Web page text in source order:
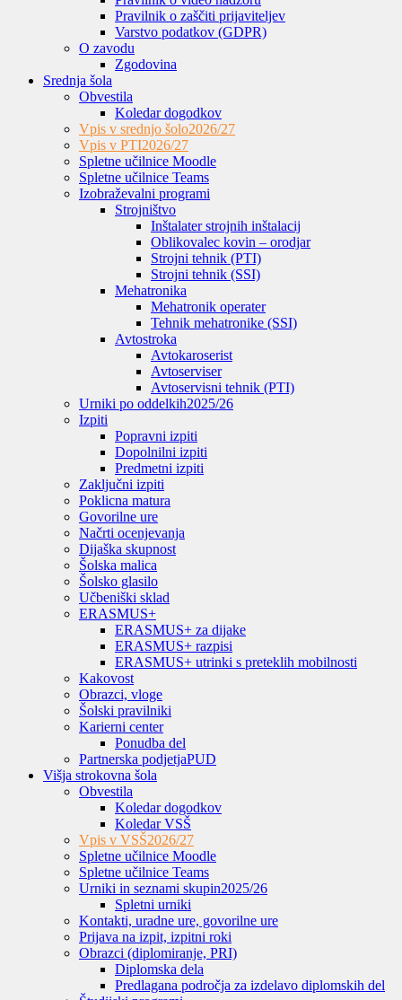
Pravilnik o zaščiti prijaviteljev
Varstvo podatkov (GDPR)
O zavodu
Zgodovina
Srednja šola
Obvestila
Koledar dogodkov
Vpis v srednjo šolo2026/27
Vpis v PTI2026/27
Spletne učilnice Moodle
Spletne učilnice Teams
Izobraževalni programi
Strojništvo
Inštalater strojnih inštalacij
Oblikovalec kovin – orodjar
Strojni tehnik (PTI)
Strojni tehnik (SSI)
Mehatronika
Mehatronik operater
Tehnik mehatronike (SSI)
Avtostroka
Avtokaroserist
Avtoserviser
Avtoservisni tehnik (PTI)
Urniki po oddelkih2025/26
Izpiti
Popravni izpiti
Dopolnilni izpiti
Predmetni izpiti
Zaključni izpiti
Poklicna matura
Govorilne ure
Načrti ocenjevanja
Dijaška skupnost
Šolska malica
Šolsko glasilo
Učbeniški sklad
ERASMUS+
ERASMUS+ za dijake
ERASMUS+ razpisi
ERASMUS+ utrinki s preteklih mobilnosti
Kakovost
Obrazci, vloge
Šolski pravilniki
Karierni center
Ponudba del
Partnerska podjetjaPUD
Višja strokovna šola
Obvestila
Koledar dogodkov
Koledar VSŠ
Vpis v VSŠ2026/27
Spletne učilnice Moodle
Spletne učilnice Teams
Urniki in seznami skupin2025/26
Spletni urniki
Kontakti, uradne ure, govorilne ure
Prijava na izpit, izpitni roki
Obrazci (diplomiranje, PRI)
Diplomska dela
Predlagana področja za izdelavo diplomskih del